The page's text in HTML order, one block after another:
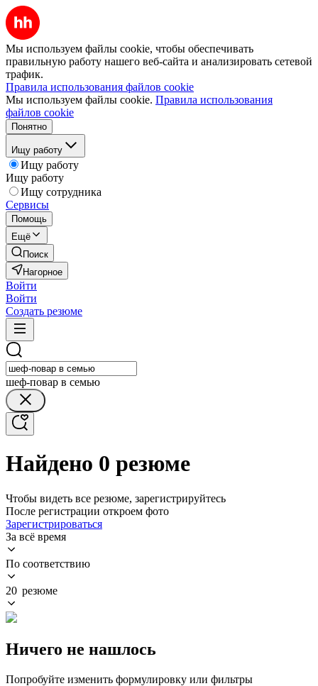
Мы используем файлы cookie, чтобы обеспечивать
правильную работу нашего веб-сайта и анализировать сетевой
трафик.
Правила использования файлов cookie
Мы используем файлы cookie. Правила использования
файлов cookie
Понятно
Ищу работу
Ищу работу
Ищу работу
Ищу сотрудника
Сервисы
Помощь
Ещё
Поиск
Нагорное
Войти
Войти
Создать резюме
шеф-повар в семью
Найдено 0 резюме
Чтобы видеть все резюме, зарегистрируйтесь
После регистрации откроем фото
Зарегистрироваться
За всё время
По соответствию
20 резюме
Ничего не нашлось
Попробуйте изменить формулировку или фильтры